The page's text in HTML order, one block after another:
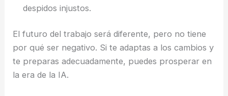
despidos injustos.
El futuro del trabajo será diferente, pero no tiene
por qué ser negativo. Si te adaptas a los cambios y
te preparas adecuadamente, puedes prosperar en
la era de la IA.